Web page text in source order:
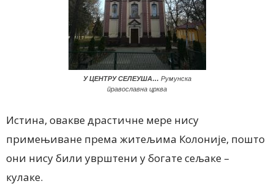
У ЦЕНТРУ СЕЛЕУША… Румунска
православна црква
Истина, овакве драстичне мере нису
примењиване према житељима Колоније, пошто
они нису били уврштени у богате сељаке –
кулаке.